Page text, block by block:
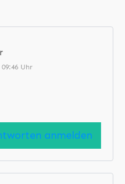
Uhr
anmelden